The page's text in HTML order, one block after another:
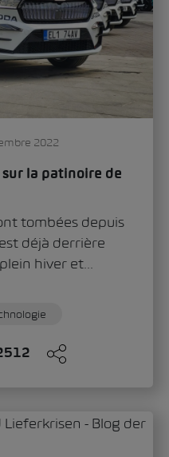
2022
sur la patinoire de
tombées depuis
déjà derrière
hiver et...